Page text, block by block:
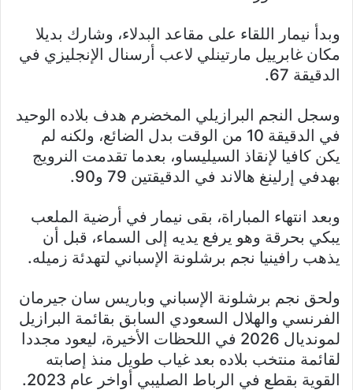
وبدأ نيمار اللقاء على مقاعد البدلاء، وشارك بديلا
مكان غابرييل مارتينلي لاعب أرسنال الإنجليزي في
الدقيقة 67.
وسجل النجم البرازيلي المخضرم هدف بلاده الوحيد
في الدقيقة 10 من الوقت بدل الضائع، ولكنه لم
يكن كافيا لإنقاذ السيليساو، بعدما تقدمت النرويج
بهدفي إرلينغ هالاند في الدقيقتين 79 و90.
وبعد انتهاء المباراة، بقى نيمار في أرضية الملعب
يبكي بحرقة وهو يرفع يديه إلى السماء، قبل أن
يذهب رافينيا نجم برشلونة الإسباني لتهدئة زميله.
ولحق نجم برشلونة الإسباني وباريس سان جيرمان
الفرنسي والهلال السعودي السابق بقائمة البرازيل
لمونديال 2026 في اللحظات الأخيرة، ليعود مجددا
لقائمة منتخب بلاده بعد غياب طويل منذ إصابته
القوية بقطع في الرباط الصليبي أواخر عام 2023.